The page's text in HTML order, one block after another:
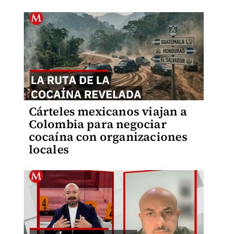
Cárteles mexicanos viajan a
Colombia para negociar
cocaína con organizaciones
locales